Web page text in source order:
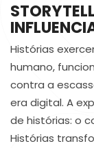
Histórias
humano,
contra a
era digital. A
de histórias: o
Histórias